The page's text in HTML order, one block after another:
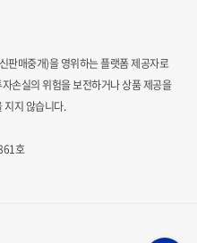
판매중개)을 영위하는 플랫폼 제공자로
손실의 위험을 보전하거나 상품 제공을
지지 않습니다.
호